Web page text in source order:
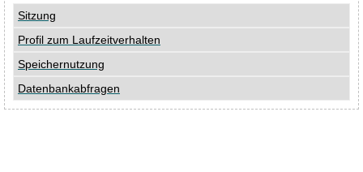
Sitzung
Profil zum Laufzeitverhalten
Speichernutzung
Datenbankabfragen